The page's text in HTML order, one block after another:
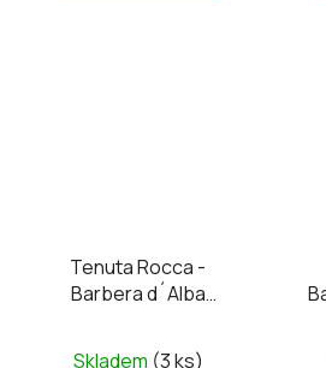
Tenuta Rocca -
Barbera d´Alba
Magnum
Skladem (3 ks)